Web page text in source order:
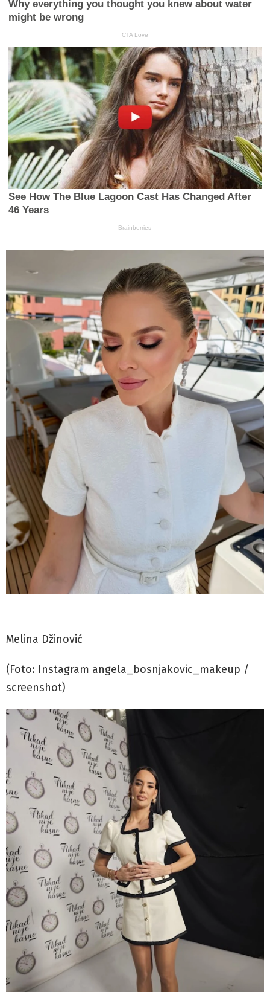
Melina Džinović
(Foto: Instagram angela_bosnjakovic_makeup /
screenshot)